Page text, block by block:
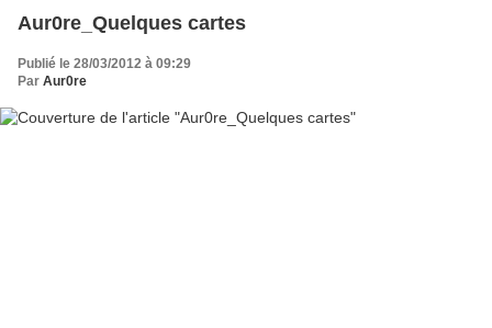
Aur0re_Quelques cartes
Publié le 28/03/2012 à 09:29
Par Aur0re